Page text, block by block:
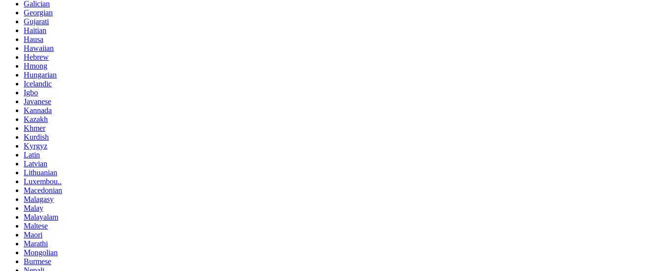
Galician
Georgian
Gujarati
Haitian
Hausa
Hawaiian
Hebrew
Hmong
Hungarian
Icelandic
Igbo
Javanese
Kannada
Kazakh
Khmer
Kurdish
Kyrgyz
Latin
Latvian
Lithuanian
Luxembou..
Macedonian
Malagasy
Malay
Malayalam
Maltese
Maori
Marathi
Mongolian
Burmese